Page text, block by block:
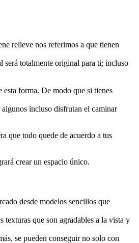
relieve nos referimos a que tienen
será totalmente original para ti; incluso
esta forma. De modo que si tienes
algunos incluso disfrutan el caminar
que todo quede de acuerdo a tus
crear un espacio único.
desde modelos sencillos que
texturas que son agradables a la vista y
se pueden conseguir no solo con